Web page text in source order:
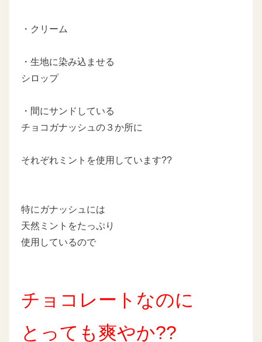
・クリーム
・生地に染み込ませる
シロップ
・間にサンドしている
チョコガナッシュの３か所に
それぞれミントを使用しています??
特にガナッシュには
天然ミントをたっぷり
使用しているので
チョコレートなのに
とっても爽やか??